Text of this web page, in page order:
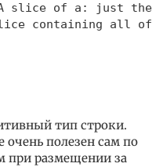
slice of a: just the
тип строки.
очень полезен сам по
при размещении за